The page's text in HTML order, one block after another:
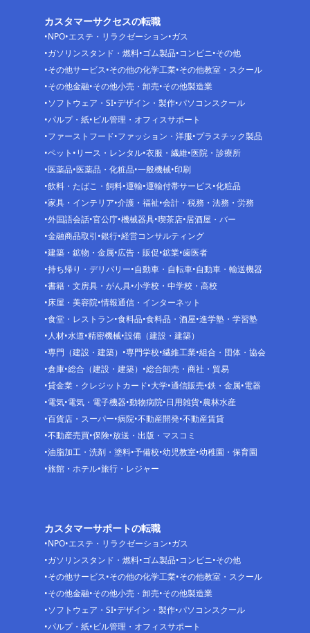
カスタマーサクセスの転職
NPO エステ・リラクゼーション ガス
ガソリンスタンド・燃料 ゴム製品 コンビニ その他
その他サービス その他の化学工業 その他教室・スクール
その他金融 その他小売・卸売 その他製造業
ソフトウェア・SI デザイン・製作 パソコンスクール
パルプ・紙 ビル管理・オフィスサポート
ファーストフード ファッション・洋服 プラスチック製品
ペット リース・レンタル 衣服・繊維 医院・診療所
医薬品 医薬品・化粧品 一般機械 印刷
飲料・たばこ・飼料 運輸 運輸付帯サービス 化粧品
家具・インテリア 介護・福祉 会計・税務・法務・労務
外国語会話 官公庁 機械器具 喫茶店 居酒屋・バー
金融商品取引 銀行 経営コンサルティング
建築・鉱物・金属 広告・販促 鉱業 歯医者
持ち帰り・デリバリー 自動車・自転車 自動車・輸送機器
書籍・文房具・がん具 小学校・中学校・高校
床屋・美容院 情報通信・インターネット
食堂・レストラン 食料品 食料品・酒屋 進学塾・学習塾
人材 水道 精密機械 設備（建設・建築）
専門（建設・建築）
専門学校 繊維工業 組合・団体・協会
倉庫 総合（建設・建築）
総合卸売・商社・貿易
貸金業・クレジットカード 大学 通信販売 鉄・金属 電器
電気 電気・電子機器 動物病院 日用雑貨 農林水産
百貨店・スーパー 病院 不動産開発 不動産賃貸
不動産売買 保険 放送・出版・マスコミ
油脂加工・洗剤・塗料 予備校 幼児教室 幼稚園・保育園
旅館・ホテル 旅行・レジャー
カスタマーサポートの転職
NPO エステ・リラクゼーション ガス
ガソリンスタンド・燃料 ゴム製品 コンビニ その他
その他サービス その他の化学工業 その他教室・スクール
その他金融 その他小売・卸売 その他製造業
ソフトウェア・SI デザイン・製作 パソコンスクール
パルプ・紙 ビル管理・オフィスサポート